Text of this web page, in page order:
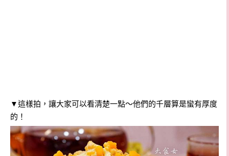
▼這樣拍，讓大家可以看清楚一點～他們的千層算是蠻有厚度
的！